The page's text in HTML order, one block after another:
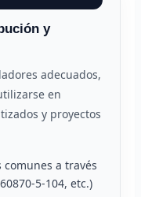
y
adecuados,
en
y proyectos
a través
5-104, etc.)